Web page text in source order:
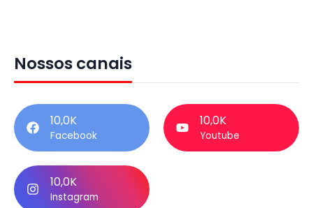
Nossos canais
10,0K
Facebook
10,0K
Youtube
10,0K
Instagram